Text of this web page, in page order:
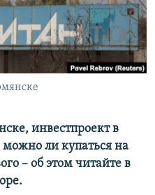
инвестпроект в
ли купаться на
– об этом читайте в